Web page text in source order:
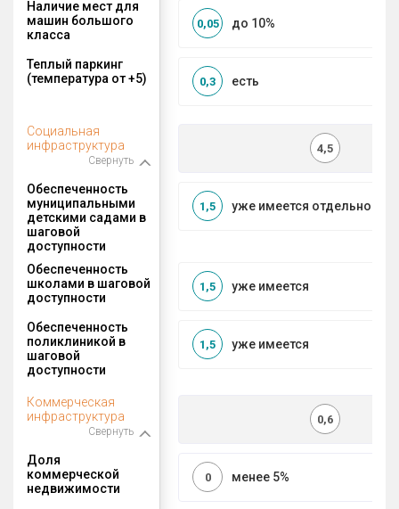
Наличие мест для
машин большого
класса
до 10%
0,05
Теплый паркинг
(температура от +5)
есть
0,3
Социальная
инфраструктура
Свернуть
4,5
Обеспеченность
муниципальными
детскими садами в
шаговой
доступности
уже имеется
1,5
Обеспеченность
школами в шаговой
доступности
уже имеется
1,5
Обеспеченность
поликлиникой в
шаговой
доступности
уже имеется
1,5
Коммерческая
инфраструктура
Свернуть
0,6
Доля
коммерческой
недвижимости
менее 5%
0